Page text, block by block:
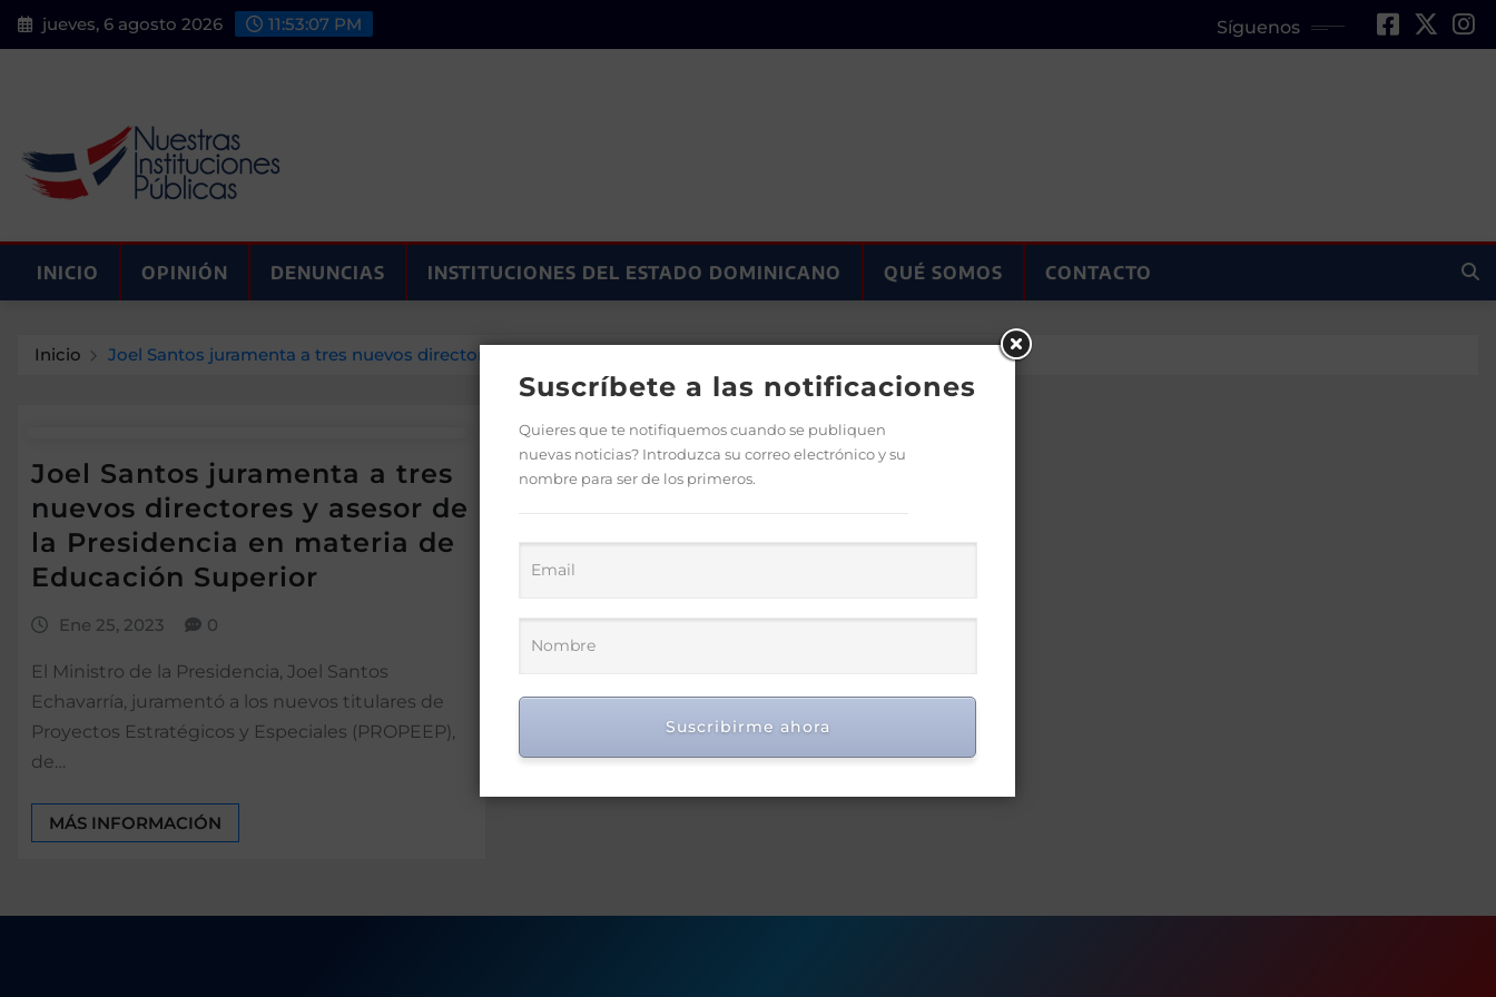
Saltar
al
jueves, 6 agosto 2026 11:53:07 PM Síguenos
INICIO OPINIÓN DENUNCIAS INSTITUCIONES DEL ESTADO DOMINICANO QUÉ SOMOS CONTACTO
Inicio Joel Santos juramenta a tres nuevos directores y asesor de la Presidencia en materia de Educación Superior
Joel Santos juramenta a tres
nuevos directores y asesor de
la Presidencia en materia de
Educación Superior
Ene 25, 2023 0
El Ministro de la Presidencia, Joel Santos
Echavarría, juramentó a los nuevos titulares de
Proyectos Estratégicos y Especiales (PROPEEP),
de…
MÁS INFORMACIÓN
Suscríbete a las notificaciones
Quieres que te notifiquemos cuando se publiquen
nuevas noticias? Introduzca su correo electrónico y su
nombre para ser de los primeros.
Suscribirme ahora